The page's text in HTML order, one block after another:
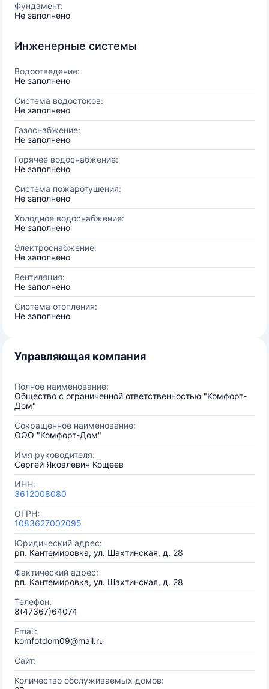
Фундамент:
Не заполнено
Инженерные системы
Водоотведение:
Не заполнено
Система водостоков:
Не заполнено
Газоснабжение:
Не заполнено
Горячее водоснабжение:
Не заполнено
Система пожаротушения:
Не заполнено
Холодное водоснабжение:
Не заполнено
Электроснабжение:
Не заполнено
Вентиляция:
Не заполнено
Система отопления:
Не заполнено
Управляющая компания
Полное наименование:
Общество с ограниченной ответственностью "Комфорт-
Дом"
Сокращенное наименование:
ООО "Комфорт-Дом"
Имя руководителя:
Сергей Яковлевич Кощеев
ИНН:
3612008080
ОГРН:
1083627002095
Юридический адрес:
рп. Кантемировка, ул. Шахтинская, д. 28
Фактический адрес:
рп. Кантемировка, ул. Шахтинская, д. 28
Телефон:
8(47367)64074
Email:
komfotdom09@mail.ru
Сайт:
Количество обслуживаемых домов: